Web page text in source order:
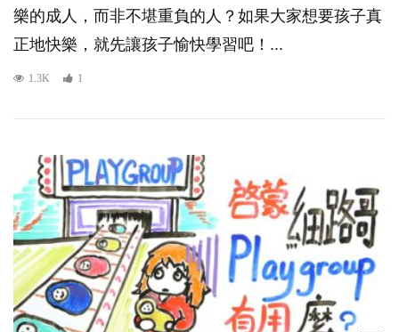
樂的成人，而非不堪重負的人？如果大家想要孩子真
正地快樂，就先讓孩子愉快學習吧！...
1.3K 1